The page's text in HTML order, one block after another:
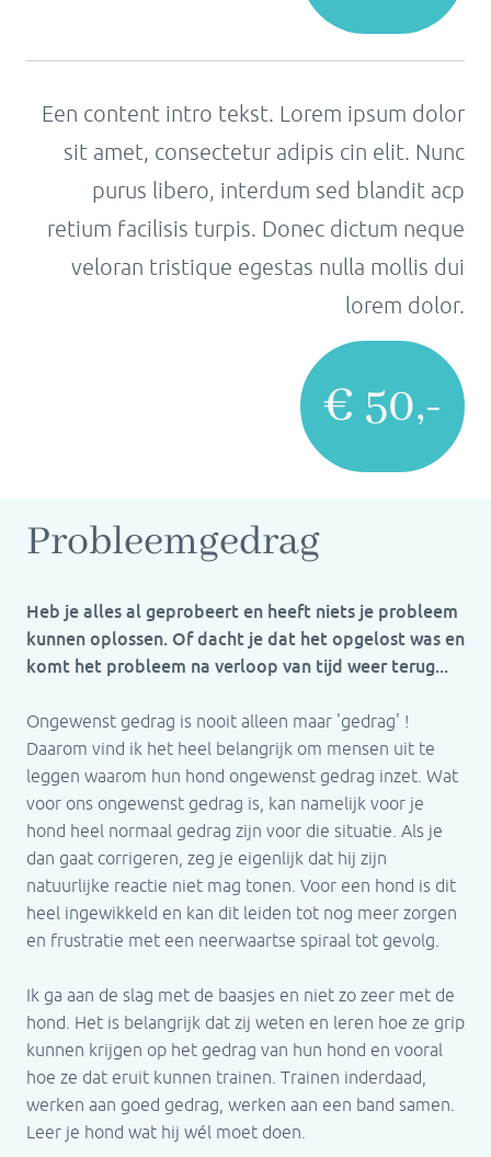
Een content intro tekst. Lorem ipsum dolor
sit amet, consectetur adipis cin elit. Nunc
purus libero, interdum sed blandit acp
retium facilisis turpis. Donec dictum neque
veloran tristique egestas nulla mollis dui
lorem dolor.
€ 50,-
Probleemgedrag
Heb je alles al geprobeert en heeft niets je probleem
kunnen oplossen. Of dacht je dat het opgelost was en
komt het probleem na verloop van tijd weer terug...
Ongewenst gedrag is nooit alleen maar 'gedrag' !
Daarom vind ik het heel belangrijk om mensen uit te
leggen waarom hun hond ongewenst gedrag inzet. Wat
voor ons ongewenst gedrag is, kan namelijk voor je
hond heel normaal gedrag zijn voor die situatie. Als je
dan gaat corrigeren, zeg je eigenlijk dat hij zijn
natuurlijke reactie niet mag tonen. Voor een hond is dit
heel ingewikkeld en kan dit leiden tot nog meer zorgen
en frustratie met een neerwaartse spiraal tot gevolg.
Ik ga aan de slag met de baasjes en niet zo zeer met de
hond. Het is belangrijk dat zij weten en leren hoe ze grip
kunnen krijgen op het gedrag van hun hond en vooral
hoe ze dat eruit kunnen trainen. Trainen inderdaad,
werken aan goed gedrag, werken aan een band samen.
Leer je hond wat hij wél moet doen.